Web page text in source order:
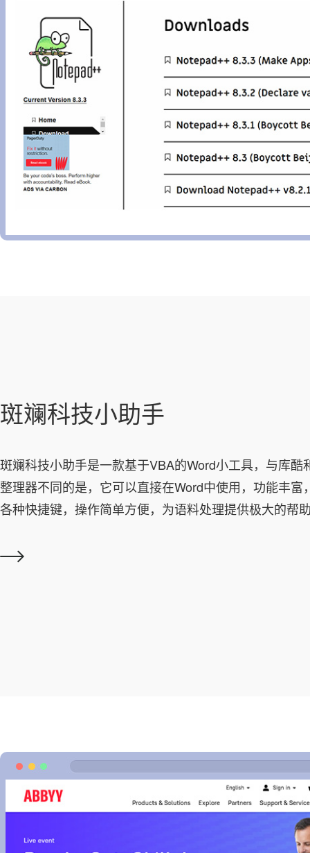
斑斓科技小助手
斑斓科技小助手是一款基于VBA的Word小工具，与库酷
整理器不同的是，它可以直接在Word中使用，功能丰富
各种快捷键，操作简单方便，为语料处理提供极大的帮